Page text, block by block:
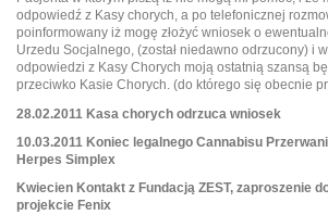
odpowiedź z Kasy chorych, a po telefonicznej
poinformowany iż mogę złożyć wniosek o
Urzedu Socjalnego, (został niedawno odrzucony) i
odpowiedzi z Kasy Chorych moją ostatnią szansą
przeciwko Kasie Chorych. (do którego się obecnie
28.02.2011 Kasa chorych odrzuca wniosek
10.03.2011 Koniec legalnego Cannabisu
Herpes Simplex
Kwiecien Kontakt z Fundacją ZEST, zaproszenie
projekcie Fenix